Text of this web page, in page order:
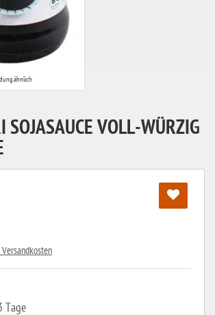
ähnlich
SOJASAUCE VOLL-WÜRZIG
Versandkosten
Tage